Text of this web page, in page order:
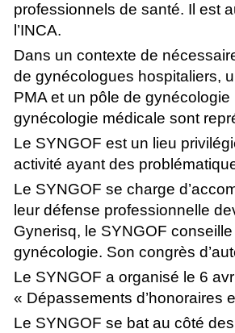
professionnels de santé. Il est
l’INCA.
Dans un contexte de
de gynécologues hospitaliers,
PMA et un pôle de
gynécologie médicale sont
Le SYNGOF est un lieu
activité ayant des
Le SYNGOF se charge
leur défense professionnelle
Gynerisq, le SYNGOF
gynécologie. Son congrès
Le SYNGOF a organisé le 6
« Dépassements d’honoraires
Le SYNGOF se bat au côté